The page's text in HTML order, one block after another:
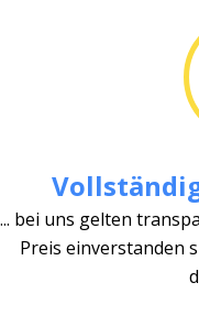
... bei uns gelten
Preis einverstanden